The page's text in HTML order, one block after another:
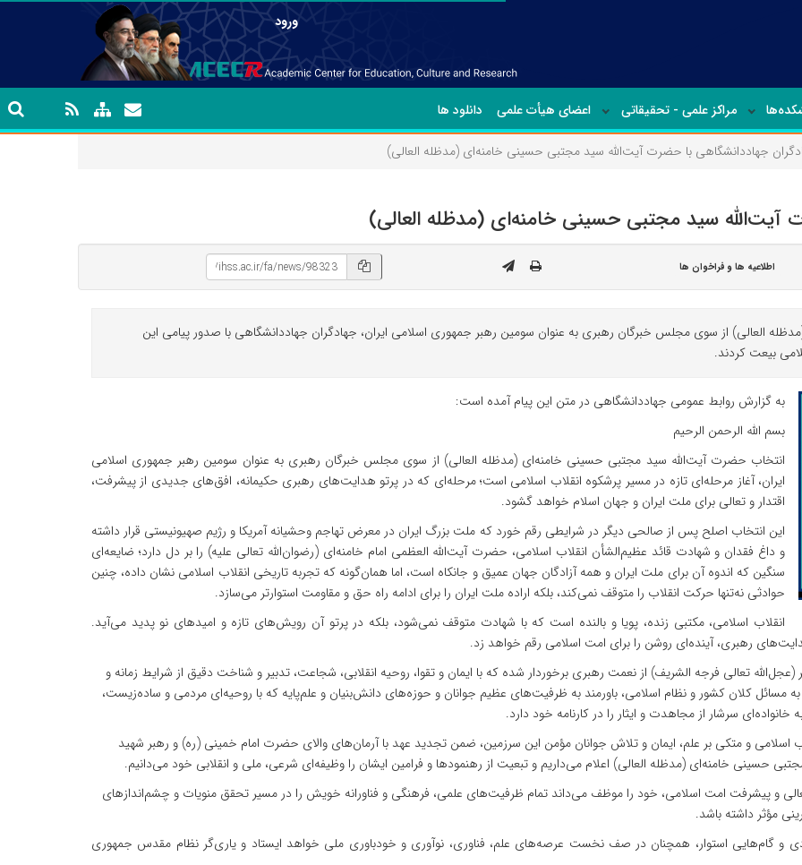
ورود
مراکز علمی - تحقیقاتی اعضای هیأت علمی دانلود ها
جهاددانشگاهی با حضرت آیت‌الله سید مجتبی حسینی خامنه‌ای (مدظله العالی)
سید مجتبی حسینی خامنه‌ای (مدظله العالی)
اطلاعیه ها و فراخوان ها
العالی) از سوی مجلس خبرگان رهبری به عنوان سومین رهبر جمهوری اسلامی ایران، جهادگران جهاددانشگاهی با صدور پیامی این
بیعت کردند.
به گزارش روابط عمومی جهاددانشگاهی در متن این پیام آمده است:
بسم الله الرحمن الرحیم
انتخاب حضرت آیت‌الله سید مجتبی حسینی خامنه‌ای (مدظله العالی) از سوی مجلس خبرگان رهبری به عنوان سومین رهبر جمهوری اسلامی
ایران، آغاز مرحله‌ای تازه در مسیر پرشکوه انقلاب اسلامی است؛ مرحله‌ای که در پرتو هدایت‌های رهبری حکیمانه، افق‌های جدیدی از پیشرفت،
اقتدار و تعالی برای ملت ایران و جهان اسلام خواهد گشود.
این انتخاب اصلح پس از صالحی دیگر در شرایطی رقم خورد که ملت بزرگ ایران در معرض تهاجم وحشیانه آمریکا و رژیم صهیونیستی قرار داشته
و داغ فقدان و شهادت قائد عظیم‌الشأن انقلاب اسلامی، حضرت آیت‌الله العظمی امام خامنه‌ای (رضوان‌الله تعالی علیه) را بر دل دارد؛ ضایعه‌ای
سنگین که اندوه آن برای ملت ایران و همه آزادگان جهان عمیق و جانکاه است، اما همان‌گونه که تجربه تاریخی انقلاب اسلامی نشان داده، چنین
حوادثی نه‌تنها حرکت انقلاب را متوقف نمی‌کند، بلکه اراده ملت ایران را برای ادامه راه حق و مقاومت استوارتر می‌سازد.
انقلاب اسلامی، مکتبی زنده، پویا و بالنده است که با شهادت متوقف نمی‌شود، بلکه در پرتو آن رویش‌های تازه و امیدهای نو پدید می‌آید.
رهبری، آینده‌ای روشن را برای امت اسلامی رقم خواهد زد.
تعالی فرجه الشریف) از نعمت رهبری برخوردار شده که با ایمان و تقوا، روحیه انقلابی، شجاعت، تدبیر و شناخت دقیق از شرایط زمانه و
کلان کشور و نظام اسلامی، باورمند به ظرفیت‌های عظیم جوانان و حوزه‌های دانش‌بنیان و علم‌پایه که با روحیه‌ای مردمی و ساده‌زیست،
سرشار از مجاهدت و ایثار را در کارنامه خود دارد.
اسلامی و متکی بر علم، ایمان و تلاش جوانان مؤمن این سرزمین، ضمن تجدید عهد با آرمان‌های والای حضرت امام خمینی (ره) و رهبر شهید
حسینی خامنه‌ای (مدظله العالی) اعلام می‌داریم و تبعیت از رهنمودها و فرامین ایشان را وظیفه‌ای شرعی، ملی و انقلابی خود می‌دانیم.
و پیشرفت امت اسلامی، خود را موظف می‌داند تمام ظرفیت‌های علمی، فرهنگی و فناورانه خویش را در مسیر تحقق منویات و چشم‌اندازهای
مؤثر داشته باشد.
و گام‌هایی استوار، همچنان در صف نخست عرصه‌های علم، فناوری، نوآوری و خودباوری ملی خواهد ایستاد و یاری‌گر نظام مقدس جمهوری